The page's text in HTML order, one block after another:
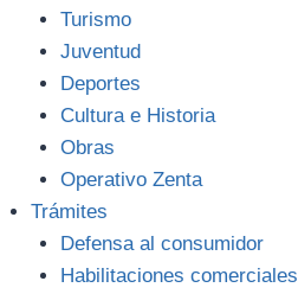
Turismo
Juventud
Deportes
Cultura e Historia
Obras
Operativo Zenta
Trámites
Defensa al consumidor
Habilitaciones comerciales